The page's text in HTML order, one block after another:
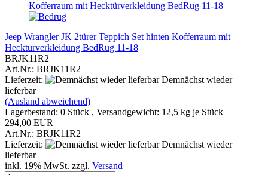
Jeep Wrangler JK 2türer Teppich Set hinten Kofferraum mit
Hecktürverkleidung BedRug 11-18
BRJK11R2
Art.Nr.: BRJK11R2
Lieferzeit:
Demnächst wieder
lieferbar
(Ausland abweichend)
Lagerbestand: 0 Stück , Versandgewicht: 12,5 kg je Stück
294,00 EUR
Art.Nr.: BRJK11R2
Lieferzeit:
Demnächst wieder
lieferbar
inkl. 19% MwSt. zzgl. Versand